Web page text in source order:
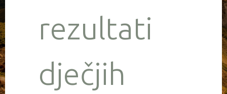
rezultati
dječjih